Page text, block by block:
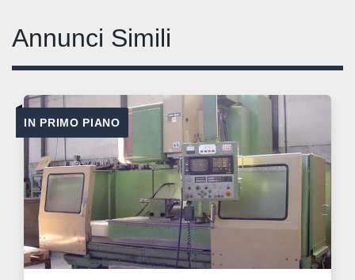
Annunci Simili
IN PRIMO PIANO